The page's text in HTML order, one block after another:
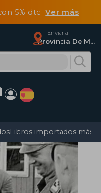
5% dtoVer más
Enviar a
Provincia De Madrid
Libros importados más